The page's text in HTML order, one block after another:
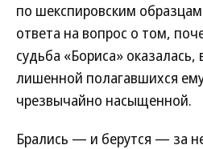
по шекспировским
ответа на вопрос о том,
судьба «Бориса» оказалась,
лишенной полагавшихся
чрезвычайно насыщенной.
Брались — и берутся — за